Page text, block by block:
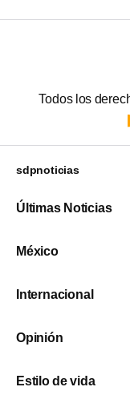
Todos los
sdpnoticias
Últimas Noticias
México
Internacional
Opinión
Estilo de vida